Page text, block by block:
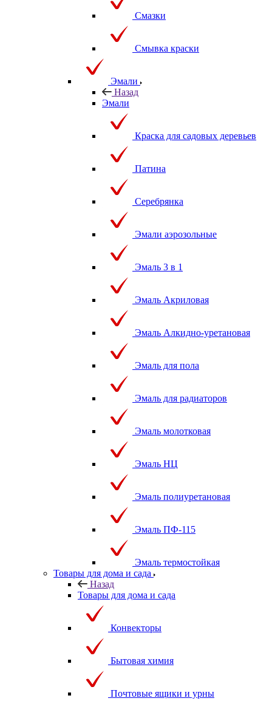
Смазки
Смывка краски
Эмали
Назад
Эмали
Краска для садовых деревьев
Патина
Серебрянка
Эмали аэрозольные
Эмаль 3 в 1
Эмаль Акриловая
Эмаль Алкидно-уретановая
Эмаль для пола
Эмаль для радиаторов
Эмаль молотковая
Эмаль НЦ
Эмаль полиуретановая
Эмаль ПФ-115
Эмаль термостойкая
Товары для дома и сада
Назад
Товары для дома и сада
Конвекторы
Бытовая химия
Почтовые ящики и урны